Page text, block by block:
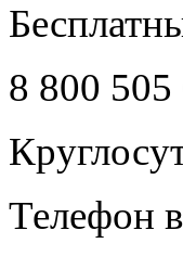
8 800 505
Телефон